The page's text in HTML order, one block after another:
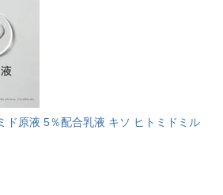
ド原液 5％配合乳液 キソ ヒトミドミル